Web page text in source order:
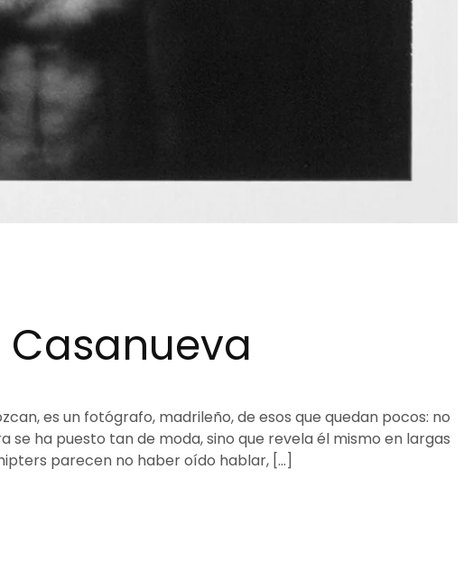
Casanueva
es un fotógrafo, madrileño, de esos que quedan pocos: no
se ha puesto tan de moda, sino que revela él mismo en largas
parecen no haber oído hablar, […]